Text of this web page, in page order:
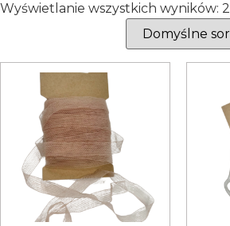
Wyświetlanie wszystkich wyników: 2